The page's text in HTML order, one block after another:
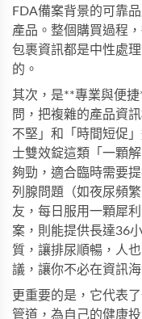
FDA備案背景的可靠
產品。整個購買過程
包裹資訊都是中性處
的。
其次，是**專業與便
問，把複雜的產品資
不堅」和「時間短促
士雙效錠這類「一顆
夠勁，適合臨時需要
列腺問題（如夜尿頻
友，每日服用一顆犀
案，則能提供長達36
質，讓排尿順暢，人
議，讓你不必在資訊
更重要的是，它代表
管道，為自己的健康